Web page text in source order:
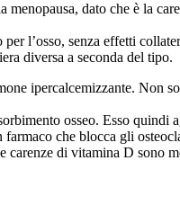
dato che è la
l’osso, senza effetti
diversa a seconda del tipo.
ipercalcemizzante. Non
osseo. Esso quindi
che blocca gli
di vitamina D sono